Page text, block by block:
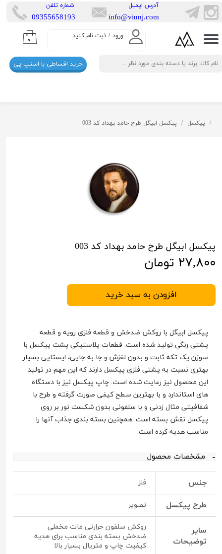
ورود / ثبت نام کنید
حساب کاربری من
تغییر گذر واژه
سفارشات
۰
​شماره تلفن
​​09355658193
​آدرس ایمیل
info@viunj.com
خرید اقساطی با اسنپ پی
پیکسل پیکسل ابیگل طرح حامد بهداد کد 003
پیکسل ابیگل طرح حامد بهداد کد 003
۲۷,۸۰۰ تومان
افزودن به سبد خرید
پیکسل ابیگل با روکش ضدخش و قطعه فلزی رویه و قطعه
پشتی رنگی تولید شده است. قطعات پلاستیکی پشت پیکسل با
سوزن یک تکه ثابت و بدون لغزش و جا به جایی، ایستایی بسیار
بهتری نسبت به پشتی فلزی پیکسل دارند که این مهم در تولید
این محصول نیز رعایت شده است. چاپ پیکسل نیز با دستگاه
های استاندارد و با بهترین سطح کیفی صورت گرفته و طرح با
شفافیتی مثال زدنی و با سلفونی بدون شکست نور بر روی
پیکسل نقش بسته است. همچنین بسته بندی جذاب آنها را
مناسب هدیه کرده است.
مشخصات محصول
جنس فلز
طرح پیکسل تصویر
سایر
توضیحات
روکش سلفون حرارتی مات مخملی
ضدخش بسته بندی مناسب برای هدیه
کیفیت چاپ و متریال بسیار بالا